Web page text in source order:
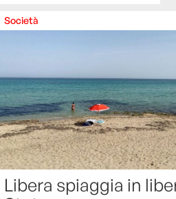
Società
Libera spiaggia in